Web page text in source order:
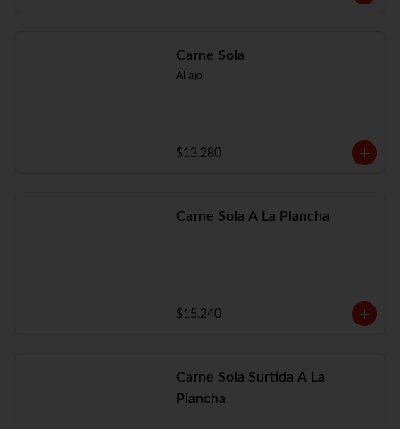
Carne Sola
Al ajo
$13.280
Carne Sola A La Plancha
$15.240
Carne Sola Surtida A La
Plancha